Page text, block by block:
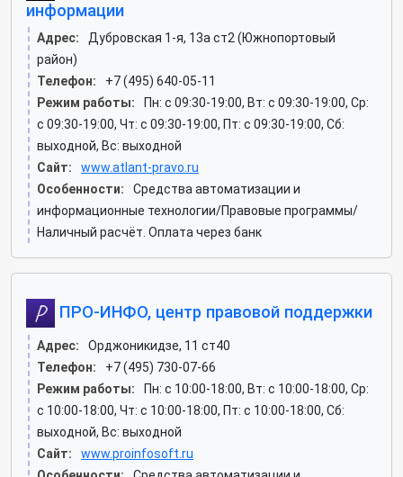
информации
Адрес:
Дубровская 1-я, 13а ст2 (Южнопортовый
район)
Телефон:
+7 (495) 640-05-11
Режим работы:
Пн: c 09:30-19:00, Вт: c 09:30-19:00, Ср:
c 09:30-19:00, Чт: c 09:30-19:00, Пт: c 09:30-19:00, Сб:
выходной, Вс: выходной
Сайт:
www.atlant-pravo.ru
Особенности:
Средства автоматизации и
информационные технологии/Правовые программы/
Наличный расчёт. Оплата через банк
ПРО-ИНФО, центр правовой поддержки
Адрес:
Орджоникидзе, 11 ст40
Телефон:
+7 (495) 730-07-66
Режим работы:
Пн: c 10:00-18:00, Вт: c 10:00-18:00, Ср:
c 10:00-18:00, Чт: c 10:00-18:00, Пт: c 10:00-18:00, Сб:
выходной, Вс: выходной
Сайт:
www.proinfosoft.ru